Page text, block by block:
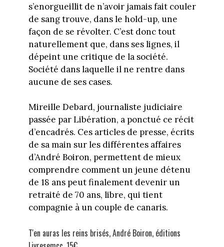
s’enorgueillit de n’avoir jamais fait couler
de sang trouve, dans le hold-up, une
façon de se révolter. C’est donc tout
naturellement que, dans ses lignes, il
dépeint une critique de la société.
Société dans laquelle il ne rentre dans
aucune de ses cases.
Mireille Debard, journaliste judiciaire
passée par Libération, a ponctué ce récit
d’encadrés. Ces articles de presse, écrits
de sa main sur les différentes affaires
d’André Boiron, permettent de mieux
comprendre comment un jeune détenu
de 18 ans peut finalement devenir un
retraité de 70 ans, libre, qui tient
compagnie à un couple de canaris.
T'en auras les reins brisés, André Boiron, éditions